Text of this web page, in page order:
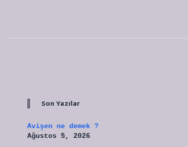
Son Yazılar
Avişen ne demek ?
Ağustos 5, 2026